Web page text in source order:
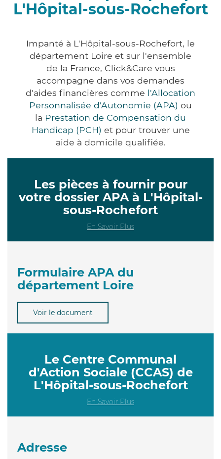
L'Hôpital-sous-Rochefort
Impanté à L'Hôpital-sous-Rochefort, le
département Loire et sur l'ensemble
de la France, Click&Care vous
accompagne dans vos demandes
d'aides financières comme l'Allocation
Personnalisée d'Autonomie (APA) ou
la Prestation de Compensation du
Handicap (PCH) et pour trouver une
aide à domicile qualifiée.
Les pièces à fournir pour
votre dossier APA à L'Hôpital-
sous-Rochefort
En Savoir Plus
Formulaire APA du
département Loire
Voir le document
Le Centre Communal
d'Action Sociale (CCAS) de
L'Hôpital-sous-Rochefort
En Savoir Plus
Adresse